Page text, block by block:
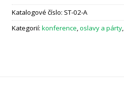
Katalogové číslo: ST-02-A
Kategorií: konference,oslavy a párty,